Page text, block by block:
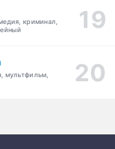
криминал,
мультфильм,